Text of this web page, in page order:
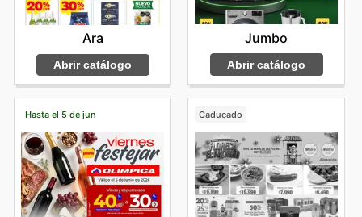
Ara
Abrir catálogo
Jumbo
Abrir catálogo
Hasta el 5 de jun Caducado